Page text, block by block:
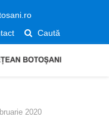
Caută
2020